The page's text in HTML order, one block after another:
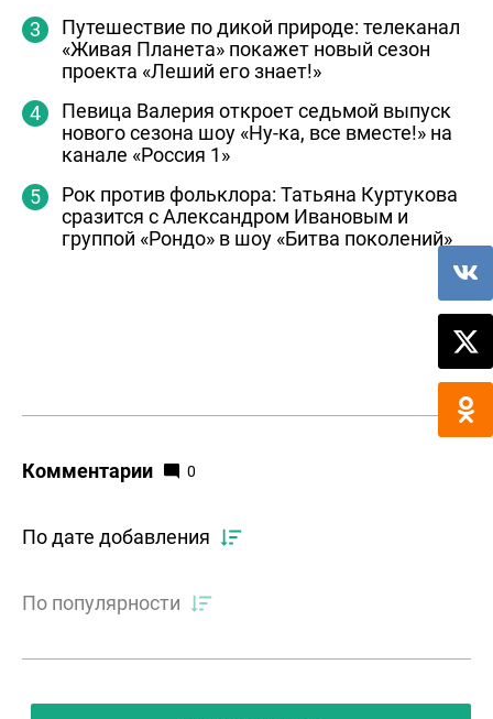
Путешествие по дикой природе: телеканал
«Живая Планета» покажет новый сезон
проекта «Леший его знает!»
Певица Валерия откроет седьмой выпуск
нового сезона шоу «Ну-ка, все вместе!» на
канале «Россия 1»
Рок против фольклора: Татьяна Куртукова
сразится с Александром Ивановым и
группой «Рондо» в шоу «Битва поколений»
Комментарии 0
По дате добавления
По популярности